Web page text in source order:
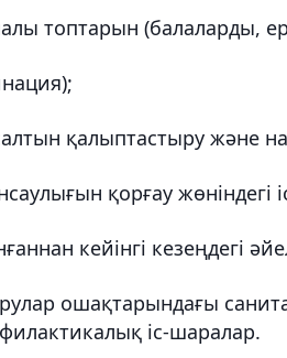
топтарын (балаларды,
қалыптастыру және
қорғау жөніндегі
кейінгі кезеңдегі
ошақтарындағы
іс-шаралар.